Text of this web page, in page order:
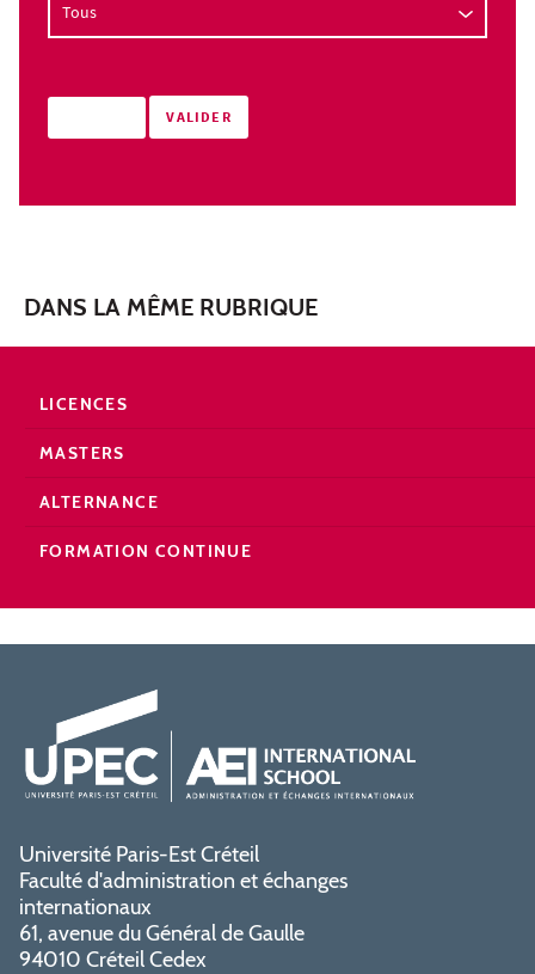
DANS LA MÊME RUBRIQUE
LICENCES
MASTERS
ALTERNANCE
FORMATION CONTINUE
Université Paris-Est Créteil
Faculté d'administration et échanges
internationaux
61, avenue du Général de Gaulle
94010 Créteil Cedex